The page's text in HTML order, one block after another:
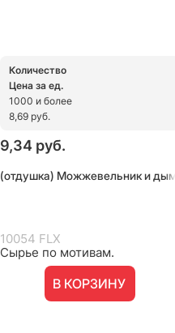
Количество
Цена за ед.
1000 и более
8,69 руб.
9,34 руб.
(отдушка) Можжевельник и дым
10054 FLX
Сырье по мотивам.
В КОРЗИНУ